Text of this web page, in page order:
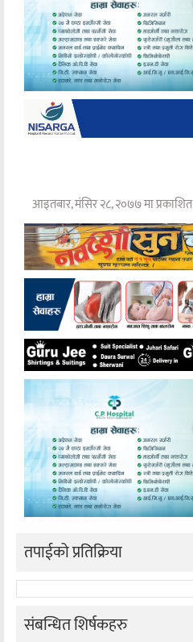
आइतबार, मंसिर २८, २०७७ मा प्रकाशित
तपाईको प्रतिक्रिया
संबन्धित शिर्षकहरु